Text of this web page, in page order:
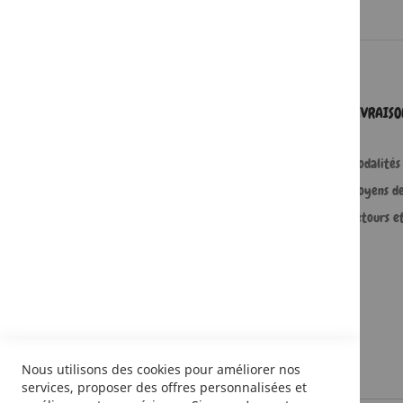
Moyens
Retours
Nous utilisons des cookies pour améliorer nos
services, proposer des offres personnalisées et